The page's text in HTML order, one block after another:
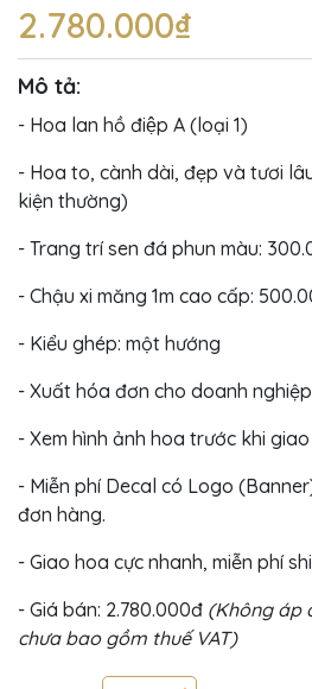
2.780.000₫
Mô tả:
- Hoa lan hồ điệp A (loại 1)
- Hoa to, cành dài, đẹp và tươi
kiện thường)
- Trang trí sen đá phun màu:
- Chậu xi măng 1m cao cấp:
- Kiểu ghép: một hướng
- Xuất hóa đơn cho doanh nghiệp
- Xem hình ảnh hoa trước khi giao
- Miễn phí Decal có Logo
đơn hàng.
- Giao hoa cực nhanh, miễn phí
- Giá bán: 2.780.000đ (Không áp
chưa bao gồm thuế VAT)